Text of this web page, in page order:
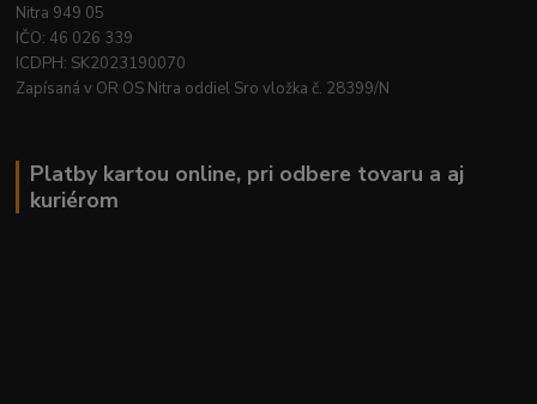
Nitra 949 05
IČO: 46 026 339
ICDPH: SK2023190070
Zapísaná v OR OS Nitra oddiel Sro vložka č. 28399/N
Platby kartou online, pri odbere tovaru a aj
kuriérom